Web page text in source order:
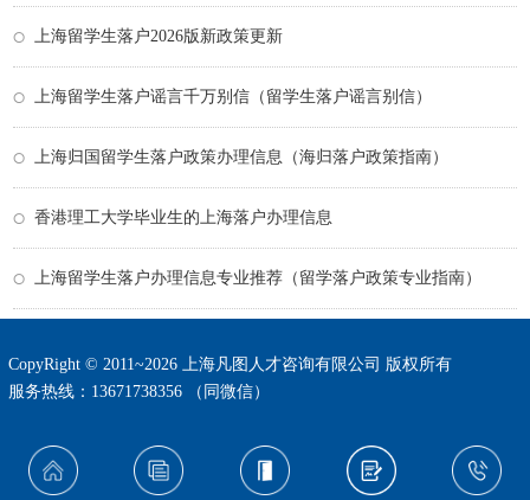
上海留学生落户2026版新政策更新
上海留学生落户谣言千万别信（留学生落户谣言别信）
上海归国留学生落户政策办理信息（海归落户政策指南）
香港理工大学毕业生的上海落户办理信息
上海留学生落户办理信息专业推荐（留学落户政策专业指南）
CopyRight © 2011~2026 上海凡图人才咨询有限公司 版权所有
服务热线：13671738356 （同微信）